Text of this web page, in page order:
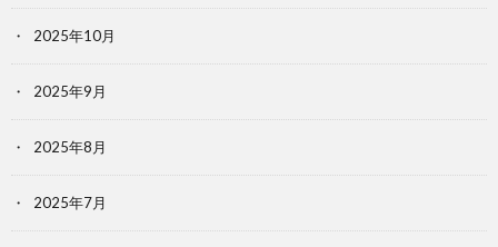
2025年10月
2025年9月
2025年8月
2025年7月